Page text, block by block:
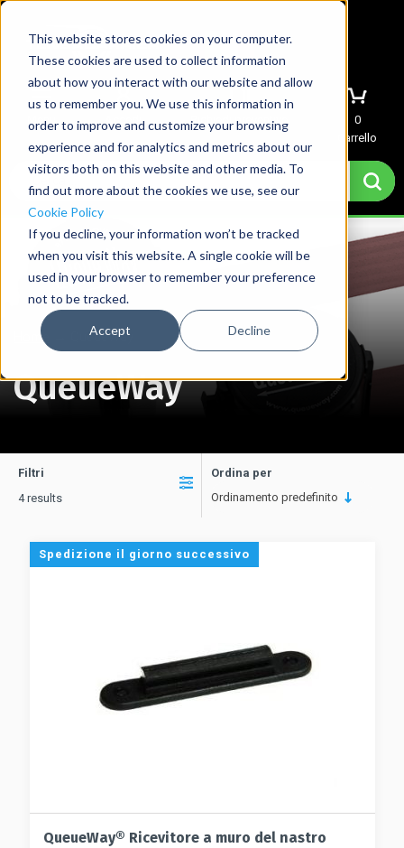
This website stores cookies on your computer.
These cookies are used to collect information
about how you interact with our website and allow
us to remember you. We use this information in
order to improve and customize your browsing
experience and for analytics and metrics about our
visitors both on this website and other media. To
find out more about the cookies we use, see our
Cookie Policy
If you decline, your information won’t be tracked
when you visit this website. A single cookie will be
used in your browser to remember your preference
not to be tracked.
Accept Decline
Menu Richiedi preventivo
0
Carrello
Home QueueWay
QueueWay
Filtri
4 results
Ordina per
Ordinamento predefinito
Spedizione il giorno successivo
QueueWay® Ricevitore a muro del nastro